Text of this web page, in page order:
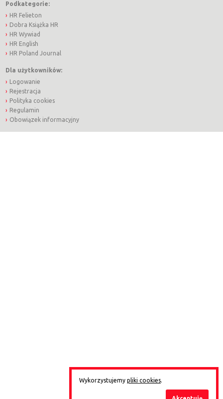
Podkategorie:
HR Felieton
Dobra Książka HR
HR Wywiad
HR English
HR Poland Journal
Dla użytkowników:
Logowanie
Rejestracja
Polityka cookies
Regulamin
Obowiązek informacyjny
Wykorzystujemy pliki cookies.